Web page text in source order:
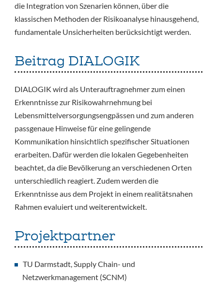
die Integration von Szenarien können, über die
klassischen Methoden der Risikoanalyse hinausgehend,
fundamentale Unsicherheiten berücksichtigt werden.
Beitrag DIALOGIK
DIALOGIK wird als Unterauftragnehmer zum einen
Erkenntnisse zur Risikowahrnehmung bei
Lebensmittelversorgungsengpässen und zum anderen
passgenaue Hinweise für eine gelingende
Kommunikation hinsichtlich spezifischer Situationen
erarbeiten. Dafür werden die lokalen Gegebenheiten
beachtet, da die Bevölkerung an verschiedenen Orten
unterschiedlich reagiert. Zudem werden die
Erkenntnisse aus dem Projekt in einem realitätsnahen
Rahmen evaluiert und weiterentwickelt.
Projektpartner
TU Darmstadt, Supply Chain- und
Netzwerkmanagement (SCNM)